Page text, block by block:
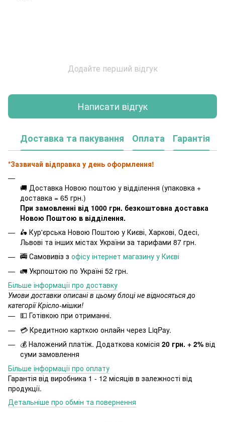
Додайте перший відгук
Написати відгук
Доставка та пакування Оплата Гарантія
*Зазвичай відправка у день оформлення!
🚚 Доставка Новою поштою у відділення (упаковка +
доставка = 65 грн.)
При замовленні від 1000 грн. безкоштовна доставка
Новою Поштою в відділення.
🛵 Кур'єрська Новою Поштою у Києві, Харкові, Одесі,
Львові та інших містах України за тарифами 87 грн.
🚎 Самовивіз з офісу інтернет магазину у Києві
🚛 Укрпоштою по Україні 52 грн.
Більше інформації про доставку
Умови доставки описані в цьому блоці не відносяться до
категорії Крісло-мішки!
💵 Готівкою при отриманні.
💳 Кредитною карткою онлайн через LiqPay.
💰 Наложений платіж. Додаткова комісія 20 грн. + 2% від
суми замовлення
Більше інформації про оплату
Гарантія від виробника 1 - 12 місяців в залежності від
продукції.
Детальніше про обмін та повернення